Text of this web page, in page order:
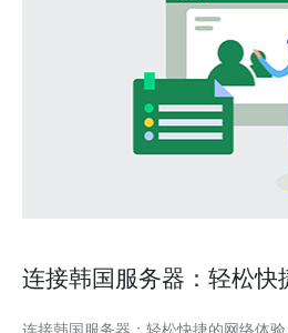
连接韩国服务器：轻松快